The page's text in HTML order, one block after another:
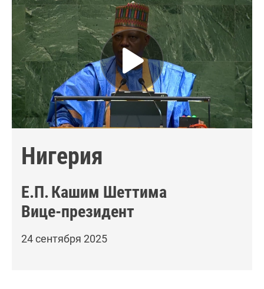
Нигерия
Е.П.Кашим Шеттима
Вице-президент
24 сентября 2025